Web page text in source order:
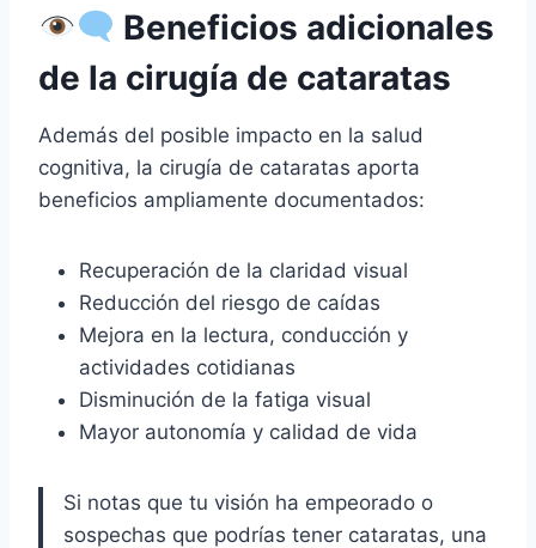
Beneficios adicionales
de la cirugía de cataratas
Además del posible impacto en la salud
cognitiva, la cirugía de cataratas aporta
beneficios ampliamente documentados:
Recuperación de la claridad visual
Reducción del riesgo de caídas
Mejora en la lectura, conducción y
actividades cotidianas
Disminución de la fatiga visual
Mayor autonomía y calidad de vida
Si notas que tu visión ha empeorado o
sospechas que podrías tener cataratas, una